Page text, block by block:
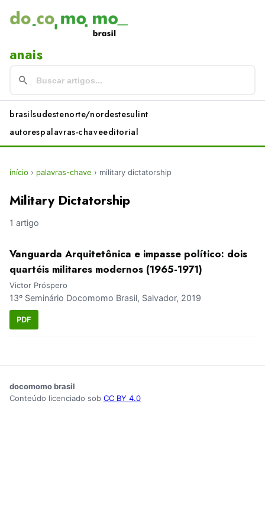
anais
brasilsudestenorte/nordestesulint
autorespalavras-chaveeditorial
início › palavras-chave › military dictatorship
Military Dictatorship
1 artigo
Vanguarda Arquitetônica e impasse político: dois
quartéis militares modernos (1965-1971)
Victor Próspero
13º Seminário Docomomo Brasil, Salvador, 2019
PDF
docomomo brasil
Conteúdo licenciado sob CC BY 4.0